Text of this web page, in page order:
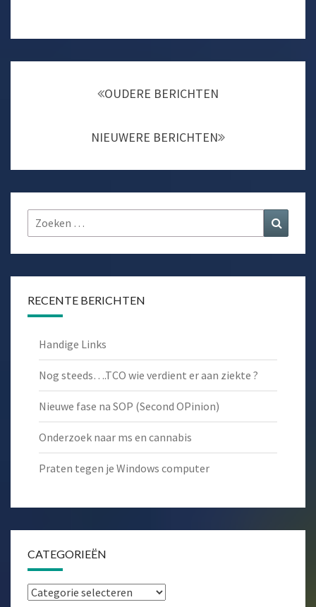
OUDERE BERICHTEN
NIEUWERE BERICHTEN
Zoeken
naar:
RECENTE BERICHTEN
Handige Links
Nog steeds….TCO wie verdient er aan ziekte ?
Nieuwe fase na SOP (Second OPinion)
Onderzoek naar ms en cannabis
Praten tegen je Windows computer
CATEGORIEËN
Categorieën